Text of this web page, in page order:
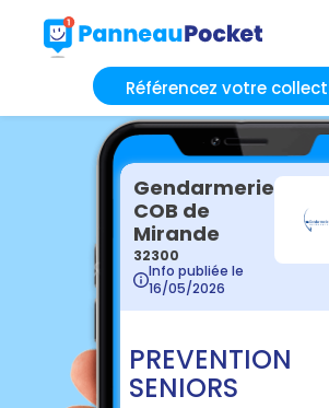
Référencez votre
Gendarmerie
COB de
Mirande
32300
Info publiée le
16/05/2026
PREVENTION
SENIORS